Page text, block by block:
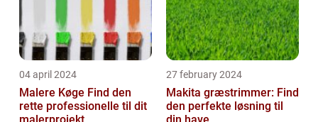
04 april 2024
Malere Køge Find den
rette professionelle til dit
27 february 2024
Makita græstrimmer: Find
den perfekte løsning til